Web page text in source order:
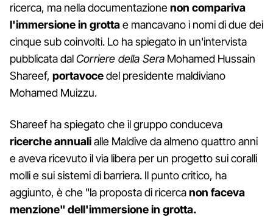
ricerca, ma nella documentazionenon compariva
l'immersione in grottae mancavano i nomi di due dei
cinque sub coinvolti. Lo ha spiegato in un'intervista
pubblicata dalCorriere della Sera Mohamed Hussain
Shareef, portavocedel presidente maldiviano
Mohamed Muizzu.
Shareef ha spiegato che il gruppo conduceva
ricerche annualialle Maldive da almeno quattro anni
e aveva ricevuto il via libera per un progetto sui coralli
molli e sui sistemi di barriera. Il punto critico, ha
aggiunto, è che "la proposta di ricercanon faceva
menzione" dell'immersione in grotta.